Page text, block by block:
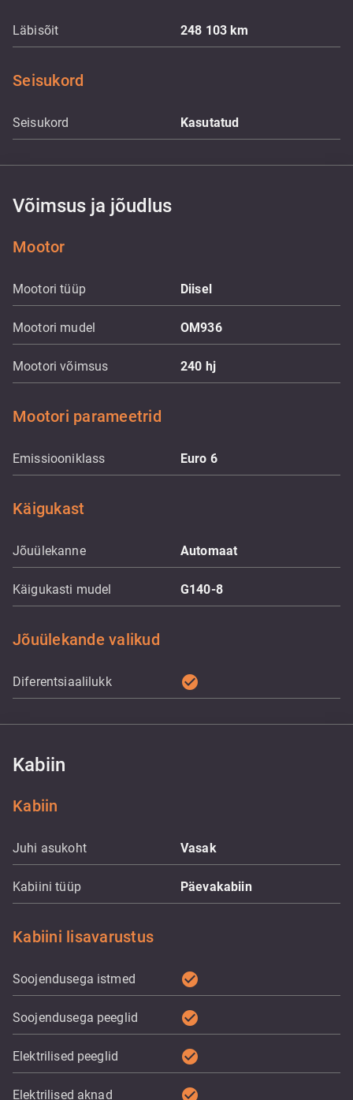
Läbisõit 248 103km
Seisukord
Seisukord Kasutatud
Võimsus ja jõudlus
Mootor
Mootori tüüp Diisel
Mootori mudel OM936
Mootori võimsus 240 hj
Mootori parameetrid
Emissiooniklass Euro 6
Käigukast
Jõuülekanne Automaat
Käigukasti mudel G140-8
Jõuülekande valikud
Diferentsiaalilukk check_circle
Kabiin
Kabiin
Juhi asukoht Vasak
Kabiini tüüp Päevakabiin
Kabiini lisavarustus
Soojendusega istmed check_circle
Soojendusega peeglid check_circle
Elektrilised peeglid check_circle
Elektrilised aknad check_circle